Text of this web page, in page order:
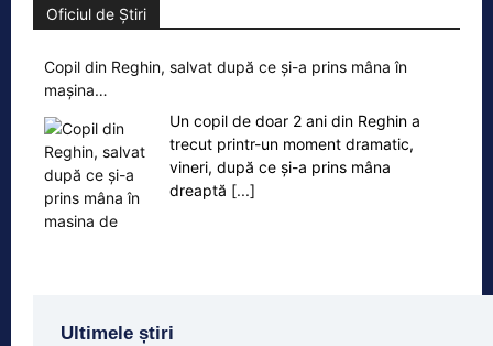
Oficiul de Știri
Copil din Reghin, salvat după ce și-a prins mâna în
mașina…
Un copil de doar 2 ani din Reghin a
trecut printr-un moment dramatic,
vineri, după ce și-a prins mâna
dreaptă [...]
Ultimele știri